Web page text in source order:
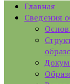
Главная
Сведения